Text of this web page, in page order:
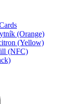
(Orange)
(Yellow)
(NFC)